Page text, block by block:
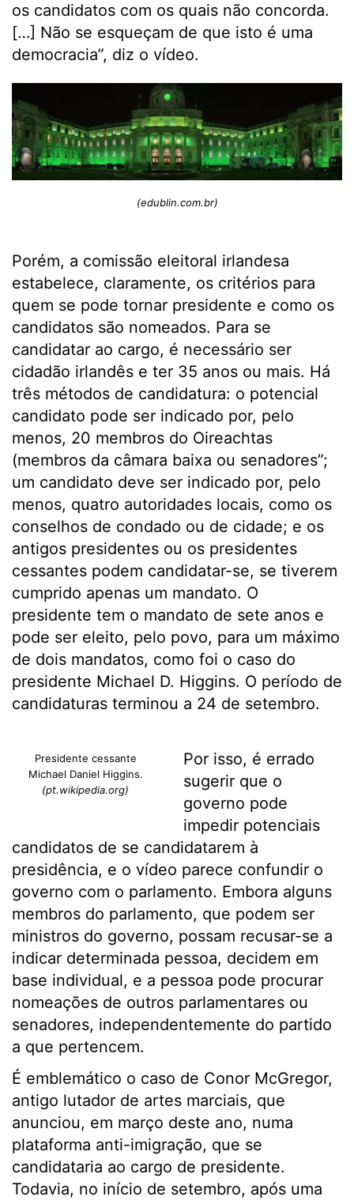
os candidatos com os quais não concorda.
[…] Não se esqueçam de que isto é uma
democracia”, diz o vídeo.
(edublin.com.br)
Porém, a comissão eleitoral irlandesa
estabelece, claramente, os critérios para
quem se pode tornar presidente e como os
candidatos são nomeados. Para se
candidatar ao cargo, é necessário ser
cidadão irlandês e ter 35 anos ou mais. Há
três métodos de candidatura: o potencial
candidato pode ser indicado por, pelo
menos, 20 membros do Oireachtas
(membros da câmara baixa ou senadores”;
um candidato deve ser indicado por, pelo
menos, quatro autoridades locais, como os
conselhos de condado ou de cidade; e os
antigos presidentes ou os presidentes
cessantes podem candidatar-se, se tiverem
cumprido apenas um mandato. O
presidente tem o mandato de sete anos e
pode ser eleito, pelo povo, para um máximo
de dois mandatos, como foi o caso do
presidente Michael D. Higgins. O período de
candidaturas terminou a 24 de setembro.
Presidente cessante
Michael Daniel Higgins.
(pt.wikipedia.org)
Por isso, é errado
sugerir que o
governo pode
impedir potenciais
candidatos de se candidatarem à
presidência, e o vídeo parece confundir o
governo com o parlamento. Embora alguns
membros do parlamento, que podem ser
ministros do governo, possam recusar-se a
indicar determinada pessoa, decidem em
base individual, e a pessoa pode procurar
nomeações de outros parlamentares ou
senadores, independentemente do partido
a que pertencem.
É emblemático o caso de Conor McGregor,
antigo lutador de artes marciais, que
anunciou, em março deste ano, numa
plataforma anti-imigração, que se
candidataria ao cargo de presidente.
Todavia, no início de setembro, após uma